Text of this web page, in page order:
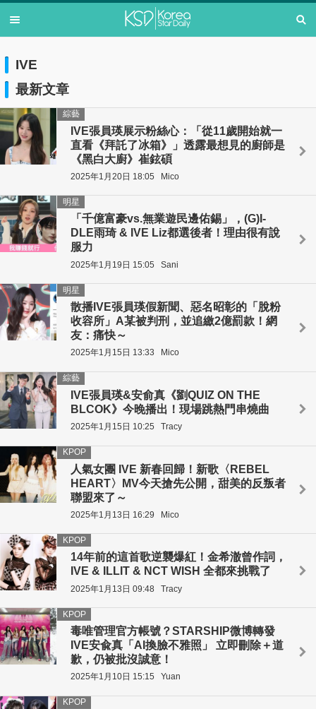
IVE
最新文章
IVE張員瑛展示粉絲心：「從11歲開始就一
直看《拜託了冰箱》」透露最想見的廚師是
《黑白大廚》崔鉉碩
綜藝
2025年1月20日 18:05 Mico
「千億富豪vs.無業遊民邊佑錫」，(G)I-
DLE雨琦 & IVE Liz都選後者！理由很有說
服力
明星
2025年1月19日 15:05 Sani
散播IVE張員瑛假新聞、惡名昭彰的「脫粉
收容所」A某被判刑，並追繳2億罰款！網
友：痛快～
明星
2025年1月15日 13:33 Mico
IVE張員瑛&安俞真《劉QUIZ ON THE
BLCOK》今晚播出！現場跳熱門串燒曲
綜藝
2025年1月15日 10:25 Tracy
人氣女團 IVE 新春回歸！新歌〈REBEL
HEART〉MV今天搶先公開，甜美的反叛者
聯盟來了～
KPOP
2025年1月13日 16:29 Mico
14年前的這首歌逆襲爆紅！金希澈曾作詞，
IVE & ILLIT & NCT WISH 全都來挑戰了
KPOP
2025年1月13日 09:48 Tracy
毒唯管理官方帳號？STARSHIP微博轉發
IVE安兪真「AI換臉不雅照」 立即刪除＋道
歉，仍被批沒誠意！
KPOP
2025年1月10日 15:15 Yuan
KPOP